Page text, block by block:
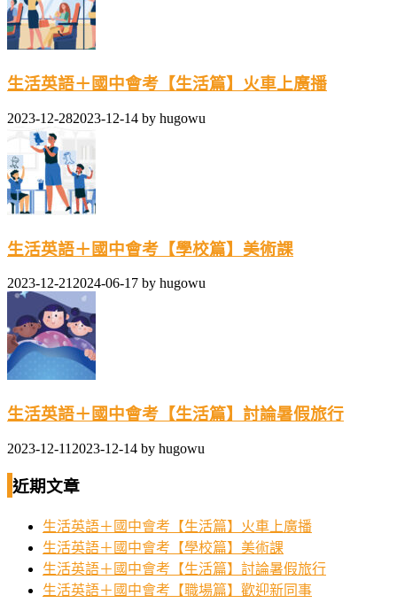
生活英語＋國中會考【生活篇】火車上廣播
2023-12-282023-12-14 by hugowu
生活英語＋國中會考【學校篇】美術課
2023-12-21 2024-06-17 by hugowu
生活英語＋國中會考【生活篇】討論暑假旅行
2023-12-11 2023-12-14 by hugowu
近期文章
生活英語＋國中會考【生活篇】火車上廣播
生活英語＋國中會考【學校篇】美術課
生活英語＋國中會考【生活篇】討論暑假旅行
生活英語＋國中會考【職場篇】歡迎新同事